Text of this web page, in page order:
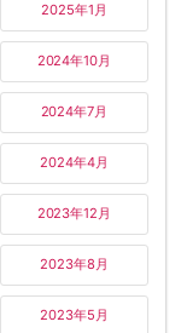
2025年1月
2024年10月
2024年7月
2024年4月
2023年12月
2023年8月
2023年5月